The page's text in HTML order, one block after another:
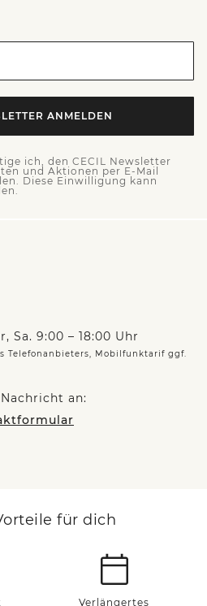
ANMELDEN
ich, den CECIL Newsletter
und Aktionen per E-Mail
Diese Einwilligung kann
Sa. 9:00 – 18:00 Uhr
Telefonanbieters, Mobilfunktarif ggf.
an:
für dich
Verlängertes